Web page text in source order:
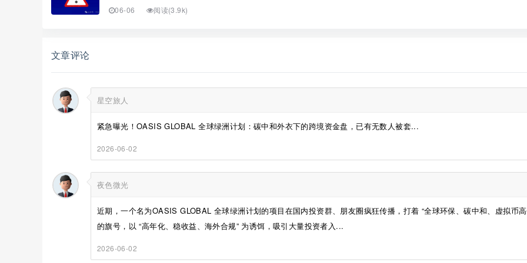
06-06 阅读(3.9k)
文章评论
星空旅人
紧急曝光！OASIS GLOBAL 全球绿洲计划：碳中和外衣下的跨境资金盘，已有无数人被套...
2026-06-02
夜色微光
近期，一个名为OASIS GLOBAL 全球绿洲计划的项目在国内投资群、朋友圈疯狂传播，打着 “全球环保、碳中和、虚拟币
的旗号，以 “高年化、稳收益、海外合规” 为诱饵，吸引大量投资者入...
2026-06-02